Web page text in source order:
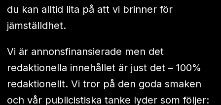
du kan alltid lita på att vi brinner för
jämställdhet.
Vi är annonsfinansierade men det
redaktionella innehållet är just det – 100%
redaktionellt. Vi tror på den goda smaken
och vår publicistiska tanke lyder som följer: